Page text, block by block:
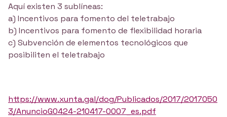
Aquí existen 3 sublíneas:
a) Incentivos para fomento del teletrabajo
b) Incentivos para fomento de flexibilidad horaria
c) Subvención de elementos tecnológicos que
posibiliten el teletrabajo
https://www.xunta.gal/dog/Publicados/2017/2017050
3/AnuncioG0424-210417-0007_es.pdf